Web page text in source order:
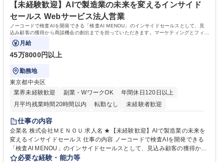
「未来の日常」の創造に向けて持続可能な社会の実現に貢献してまいりま
す。 学歴・資格 学歴：大学院 大学 語学力： 資格：
【未経験歓迎】AIで製造業の未来を変えるインサイド
セールス Webサービス法人営業
ノーコードで検査AIを開発できる「検査AI MENOU」のインサイドセールスとして、見
込み顧客の獲得から商談機会の創出までを担っていただきます。マーケティングとフィー
ルドセールスをつなぐ役割として、
月給
45万8000円以上
勤務地
東京都中央区
業界未経験歓迎
副業・WワークOK
年間休日120日以上
月平均残業時間20時間以内
転勤なし
未経験者歓迎
時短勤務あり
駅近5分以内
土日祝休み 服装自由
仕事の内容
企業名 株式会社ＭＥＮＯＵ 求人名 ★【未経験歓迎】AIで製造業の未来を
変えるインサイドセールス 仕事の内容 ノーコードで検査AIを開発できる
「検査AI MENOU」のインサイドセールスとして、見込み顧客の獲得から
商談機会の創出までを担っていただきます。マーケティングとフィールド
必要な経験・能力等